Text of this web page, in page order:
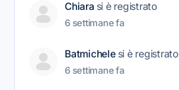
Chiara si è registrato
6 settimane fa
Batmichele si è registrato
6 settimane fa